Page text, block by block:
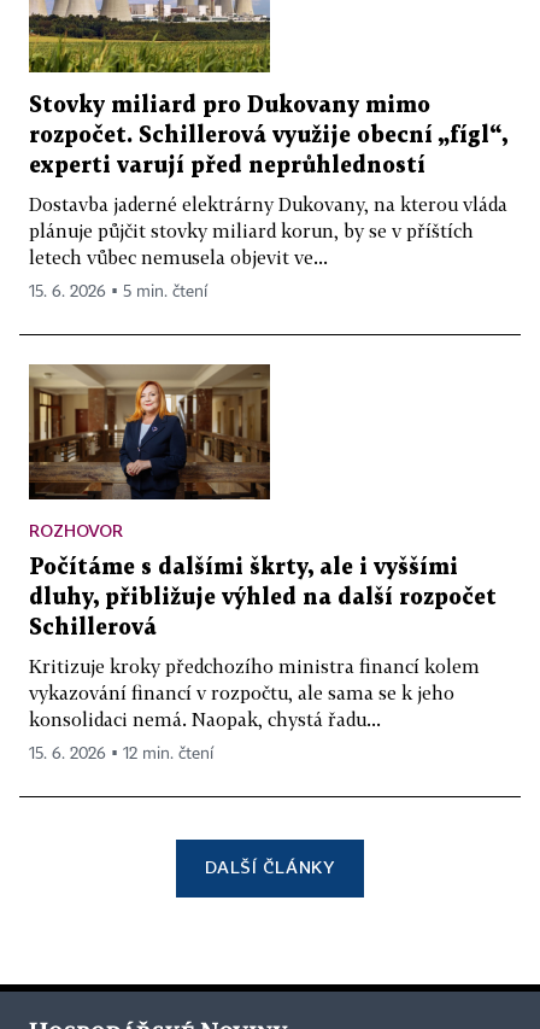
Stovky miliard pro Dukovany mimo
rozpočet. Schillerová využije obecní „fígl“,
experti varují před neprůhledností
Dostavba jaderné elektrárny Dukovany, na kterou vláda
plánuje půjčit stovky miliard korun, by se v příštích
letech vůbec nemusela objevit ve...
15. 6. 2026 ▪ 5 min. čtení
ROZHOVOR
Počítáme s dalšími škrty, ale i vyššími
dluhy, přibližuje výhled na další rozpočet
Schillerová
Kritizuje kroky předchozího ministra financí kolem
vykazování financí v rozpočtu, ale sama se k jeho
konsolidaci nemá. Naopak, chystá řadu...
15. 6. 2026 ▪ 12 min. čtení
DALŠÍ ČLÁNKY